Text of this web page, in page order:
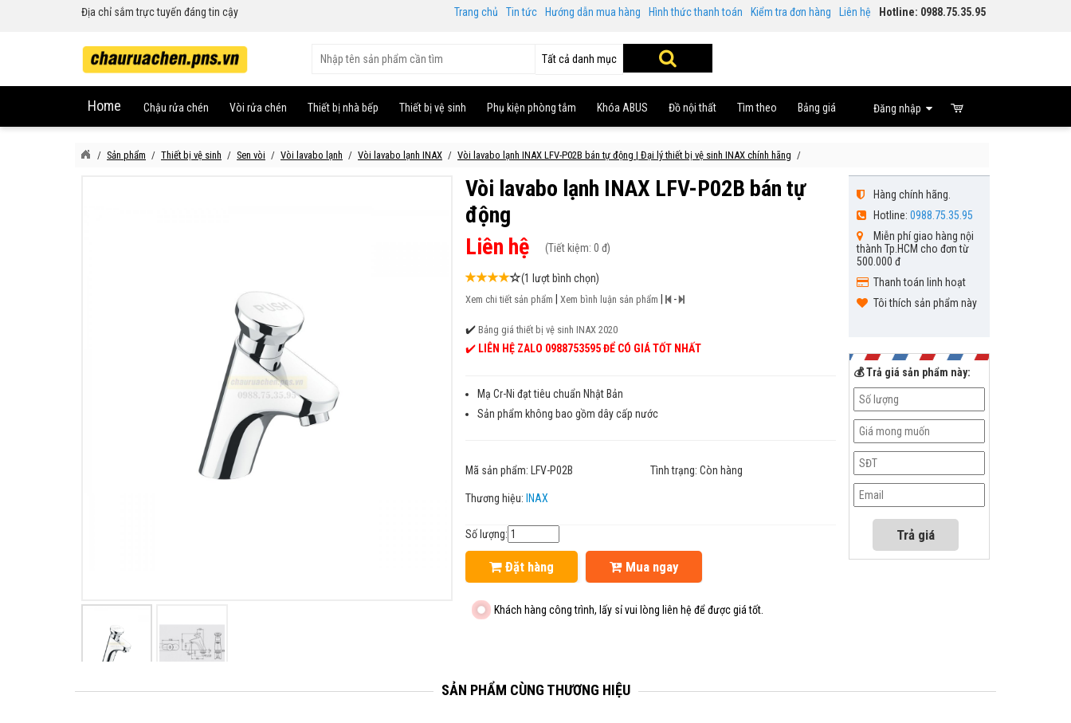
Địa chỉ sắm trực tuyến đáng tin cậy Trang chủ Tin tức Hướng dẫn mua hàng Hình thức thanh toán Kiểm tra đơn hàng Liên hệ Hotline: 0988.75.35.95
Tất cả danh mục
Home Chậu rửa chén Vòi rửa chén Thiết bị nhà bếp Thiết bị vệ sinh Phụ kiện phòng tắm Khóa ABUS Đồ nội thất Tìm theo Bảng giá Đăng nhập
Sản phẩm Thiết bị vệ sinh Sen vòi Vòi lavabo lạnh Vòi lavabo lạnh INAX Vòi lavabo lạnh INAX LFV-P02B bán tự động | Đại lý thiết bị vệ sinh INAX chính hãng
Vòi lavabo lạnh INAX LFV-P02B bán tự
động
Liên hệ
(Tiết kiệm: 0 đ)
(1 lượt bình chọn)
Xem chi tiết sản phẩm Xem bình luận sản phẩm -
✔️ Bảng giá thiết bị vệ sinh INAX 2020
✔️ LIÊN HỆ ZALO 0988753595 ĐỂ CÓ GIÁ TỐT NHẤT
Mạ Cr-Ni đạt tiêu chuẩn Nhật Bản
Sản phẩm không bao gồm dây cấp nước
Mã sản phẩm: LFV-P02B Tình trạng:Còn hàng
Thương hiệu: INAX
Số lượng:
Đặt hàng Mua ngay
Khách hàng công trình, lấy sỉ vui lòng liên hệ để được giá tốt.
Hàng chính hãng.
Hotline:0988.75.35.95
Miễn phí giao hàng nội
thành Tp.HCM cho đơn từ
500.000 đ
Thanh toán linh hoạt
Tôi thích sản phẩm này
💰 Trả giá sản phẩm này:
SẢN PHẨM CÙNG THƯƠNG HIỆU